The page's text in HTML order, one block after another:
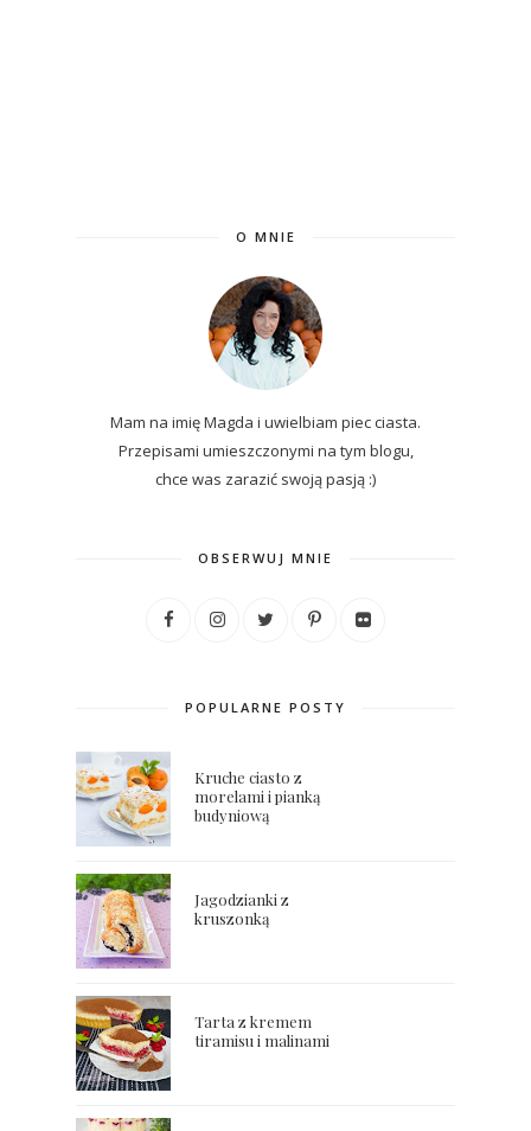
O MNIE
Mam na imię Magda i uwielbiam piec ciasta.
Przepisami umieszczonymi na tym blogu,
chce was zarazić swoją pasją :)
OBSERWUJ MNIE
POPULARNE POSTY
Kruche ciasto z
morelami i pianką
budyniową
Jagodzianki z
kruszonką
Tarta z kremem
tiramisu i malinami